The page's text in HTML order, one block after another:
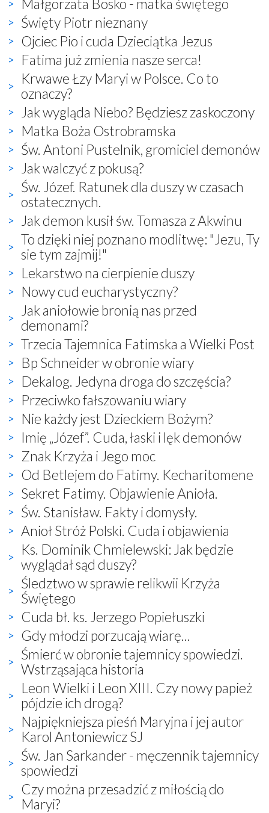
Małgorzata Bosko - matka świętego
Święty Piotr nieznany
Ojciec Pio i cuda Dzieciątka Jezus
Fatima już zmienia nasze serca!
Krwawe Łzy Maryi w Polsce. Co to
oznaczy?
Jak wygląda Niebo? Będziesz zaskoczony
Matka Boża Ostrobramska
Św. Antoni Pustelnik, gromiciel demonów
Jak walczyć z pokusą?
Św. Józef. Ratunek dla duszy w czasach
ostatecznych.
Jak demon kusił św. Tomasza z Akwinu
To dzięki niej poznano modlitwę: "Jezu, Ty
sie tym zajmij!"
Lekarstwo na cierpienie duszy
Nowy cud eucharystyczny?
Jak aniołowie bronią nas przed
demonami?
Trzecia Tajemnica Fatimska a Wielki Post
Bp Schneider w obronie wiary
Dekalog. Jedyna droga do szczęścia?
Przeciwko fałszowaniu wiary
Nie każdy jest Dzieckiem Bożym?
Imię „Józef”. Cuda, łaski i lęk demonów
Znak Krzyża i Jego moc
Od Betlejem do Fatimy. Kecharitomene
Sekret Fatimy. Objawienie Anioła.
Św. Stanisław. Fakty i domysły.
Anioł Stróż Polski. Cuda i objawienia
Ks. Dominik Chmielewski: Jak będzie
wyglądał sąd duszy?
Śledztwo w sprawie relikwii Krzyża
Świętego
Cuda bł. ks. Jerzego Popiełuszki
Gdy młodzi porzucają wiarę...
Śmierć w obronie tajemnicy spowiedzi.
Wstrząsająca historia
Leon Wielki i Leon XIII. Czy nowy papież
pójdzie ich drogą?
Najpiękniejsza pieśń Maryjna i jej autor
Karol Antoniewicz SJ
Św. Jan Sarkander - męczennik tajemnicy
spowiedzi
Czy można przesadzić z miłością do
Maryi?